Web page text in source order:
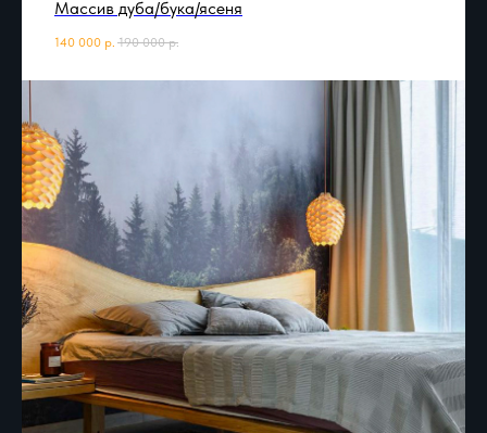
Массив дуба/бука/ясеня
140 000 р. 190 000 р.